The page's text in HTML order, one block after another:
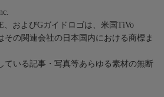
、およびGガイドロゴは、米国TiVo
その関連会社の日本国内における商標ま
ている記事・写真等あらゆる素材の無断